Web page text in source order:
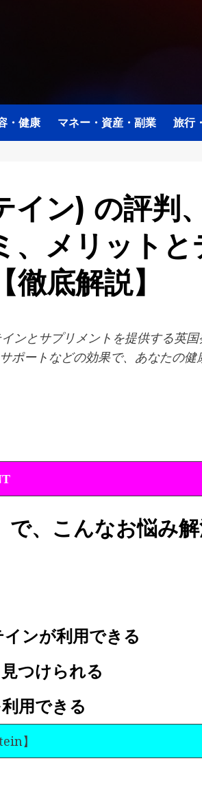
・健康 マネー・資産・副業 旅行
ン) の評判
、メリットと
底解説】
ンとサプリメントを提供する英
ポートなどの効果で、あなたの健
、こんなお悩み解
ンが利用できる
つけられる
用できる
】